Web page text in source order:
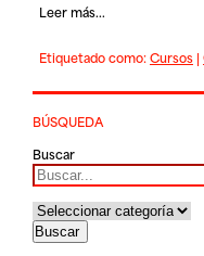
Leer más...
Etiquetado como:Cursos|
BÚSQUEDA
Buscar